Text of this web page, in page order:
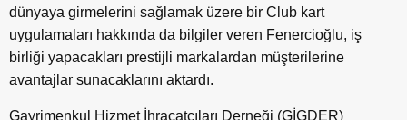
dünyaya girmelerini sağlamak üzere bir Club kart
uygulamaları hakkında da bilgiler veren Fenercioğlu, iş
birliği yapacakları prestijli markalardan müşterilerine
avantajlar sunacaklarını aktardı.
Gayrimenkul Hizmet İhracatçıları Derneği (GİGDER)